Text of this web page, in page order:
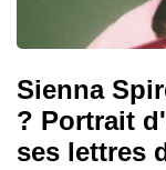
Sienna
? Portrait
ses lettres